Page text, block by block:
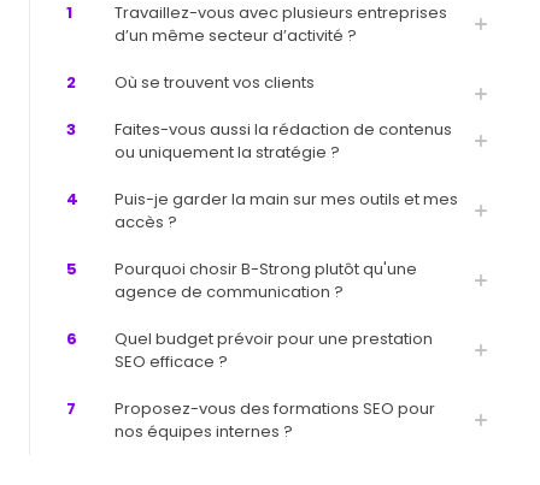
1
Travaillez-vous avec plusieurs entreprises
d’un même secteur d’activité ?
2 Où se trouvent vos clients
3
Faites-vous aussi la rédaction de contenus
ou uniquement la stratégie ?
4
Puis-je garder la main sur mes outils et mes
accès ?
5
Pourquoi chosir B-Strong plutôt qu'une
agence de communication ?
6
Quel budget prévoir pour une prestation
SEO efficace ?
7
Proposez-vous des formations SEO pour
nos équipes internes ?